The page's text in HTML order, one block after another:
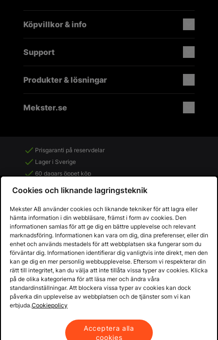
Köpvillkor & info
Support
Produkter & lösningar
Mekster.se
Prisgaranti på reservdelar
Lager i Sverige
60 dagars öppet köp
Fria returer
Copyright © 2013 - 2026 - Mekster AB
KöpvillkorIntegritetspolicy
Cookies och liknande lagringsteknik
Mekster AB använder cookies och liknande tekniker för att lagra eller
hämta information i din webbläsare, främst i form av cookies. Den
informationen samlas för att ge dig en bättre upplevelse och relevant
marknadsföring. Informationen kan vara om dig, dina preferenser, eller din
enhet och används mestadels för att webbplatsen ska fungerar som du
förväntar dig. Informationen identifierar dig vanligtvis inte direkt, men den
kan ge dig en mer personlig webbupplevelse. Eftersom vi respekterar din
rätt till integritet, kan du välja att inte tillåta vissa typer av cookies. Klicka
på de olika kategorierna för att läsa mer och ändra våra
standardinställningar. Att blockera vissa typer av cookies kan dock
påverka din upplevelse av webbplatsen och de tjänster som vi kan
erbjuda.Cookiepolicy
Acceptera alla
cookies